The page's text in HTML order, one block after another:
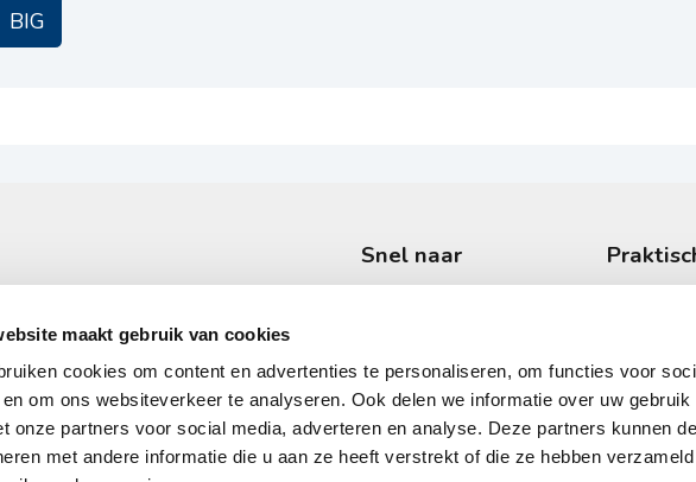
maakt gebruik van cookies
cookies om content en advertenties te personaliseren, om functies voor
en om ons websiteverkeer te analyseren. Ook delen we informatie over uw gebruik
onze partners voor social media, adverteren en analyse. Deze partners kunnen
met andere informatie die u aan ze heeft verstrekt of die ze hebben
BIG
behandelcentra voor hart-
een persoonlijke en
Snel naar
Behandelingen
Klachten
Hartziekten
Locaties